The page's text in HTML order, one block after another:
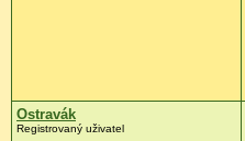
Ostravák
Registrovaný uživatel